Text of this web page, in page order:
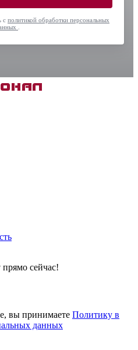
с политикой обработки персональных
сейчас!
вы принимаете Политику в
данных